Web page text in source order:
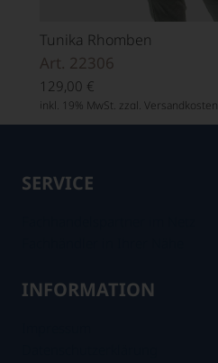
Tunika Rhomben
Art. 22306
129,00 €
inkl. 19% MwSt. zzgl. Versandkosten
SERVICE
INFORMATION